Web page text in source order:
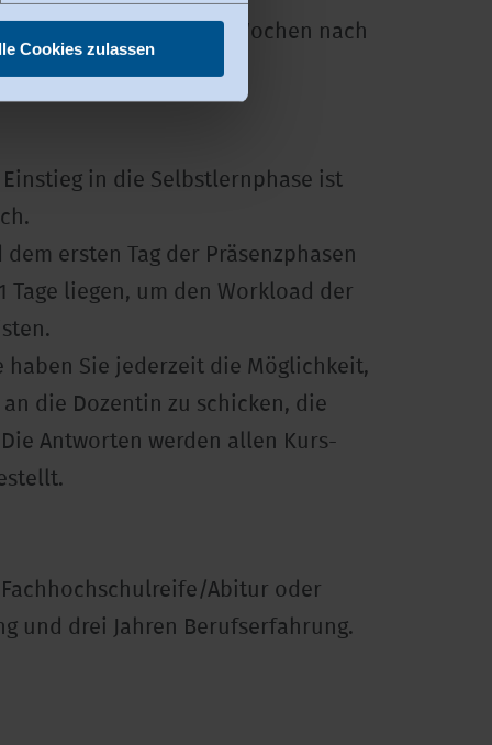
Cookies zulassen
findet ca. drei Wochen nach
eine Stunde.
in die Selbstlernphase ist
ersten Tag der Präsenzphasen
Tage liegen, um den Workload der
haben Sie jederzeit die Möglichkeit,
die Dozentin zu schicken, die
Antworten werden allen Kurs-
Abitur oder
und drei Jahren Berufserfahrung.